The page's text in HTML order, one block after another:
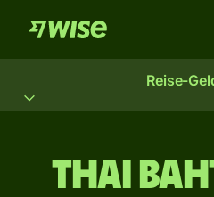
Reise-
Thai